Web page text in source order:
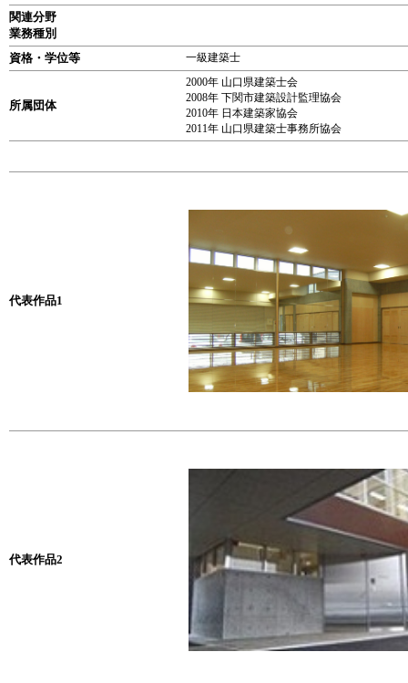
関連分野
業務種別
資格・学位等
一級建築士
所属団体
2000年 山口県建築士会
2008年 下関市建築設計監理協会
2010年 日本建築家協会
2011年 山口県建築士事務所協会
代表作品1
代表作品2